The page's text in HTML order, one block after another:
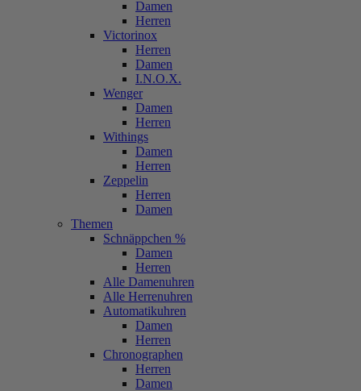
Damen
Herren
Victorinox
Herren
Damen
I.N.O.X.
Wenger
Damen
Herren
Withings
Damen
Herren
Zeppelin
Herren
Damen
Themen
Schnäppchen %
Damen
Herren
Alle Damenuhren
Alle Herrenuhren
Automatikuhren
Damen
Herren
Chronographen
Herren
Damen